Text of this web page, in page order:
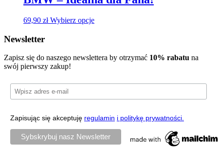
69,90 zł Wybierz opcje
Newsletter
Zapisz się do naszego newslettera by otrzymać 10% rabatu na
swój pierwszy zakup!
Zapisując się akceptuję regulamin i politykę prywatności.